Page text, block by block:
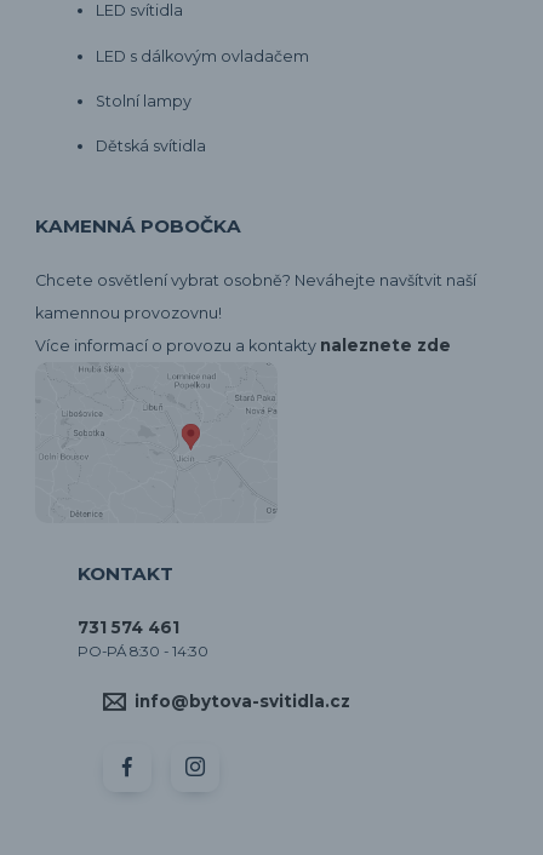
LED svítidla
LED s dálkovým ovladačem
Stolní lampy
Dětská svítidla
KAMENNÁ POBOČKA
Chcete osvětlení vybrat osobně? Neváhejte navšítvit naší
kamennou provozovnu!
Více informací o provozu a kontakty naleznete zde
KONTAKT
731 574 461
PO-PÁ 8:30 - 14:30
info@bytova-svitidla.cz